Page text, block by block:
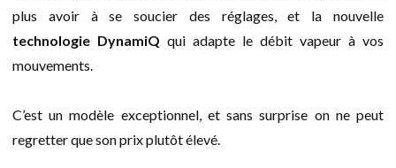
plus avoir à se soucier des réglages, et la nouvelle
technologie DynamiQ qui adapte le débit vapeur à vos
mouvements.
C’est un modèle exceptionnel, et sans surprise on ne peut
regretter que son prix plutôt élevé.